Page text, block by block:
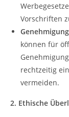
Vorschriften
können für
rechtzeitig
vermeiden.
2. Ethische